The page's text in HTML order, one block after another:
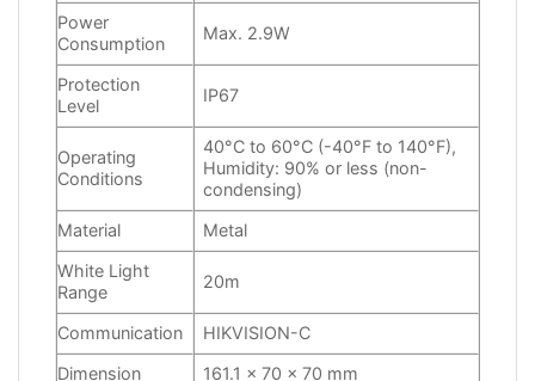
Power
Consumption
Max. 2.9W
Protection
Level
IP67
Operating
Conditions
40°C to 60°C (-40°F to 140°F),
Humidity: 90% or less (non-
condensing)
Material
Metal
White Light
Range
20m
Communication
HIKVISION-C
Dimension
161.1 × 70 × 70 mm